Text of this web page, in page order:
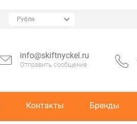
info@skiftnyckel.ru
Отправить сообщение
Контакты Бренды